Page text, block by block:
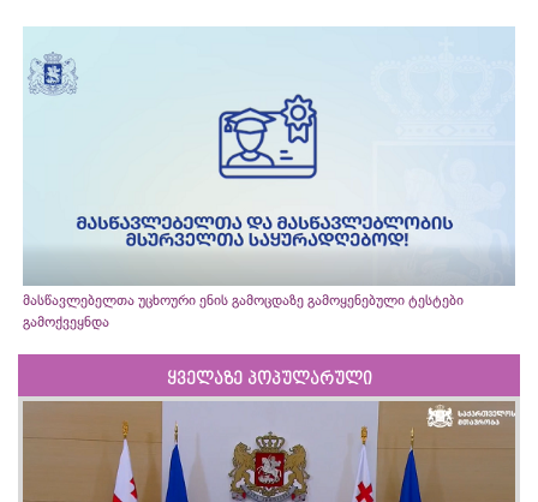
მასწავლებელთა უცხოური ენის გამოცდაზე გამოყენებული ტესტები
გამოქვეყნდა
ყველაზე პოპულარული